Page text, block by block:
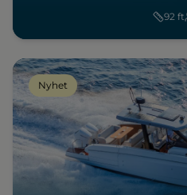
92 ft
Nyhet